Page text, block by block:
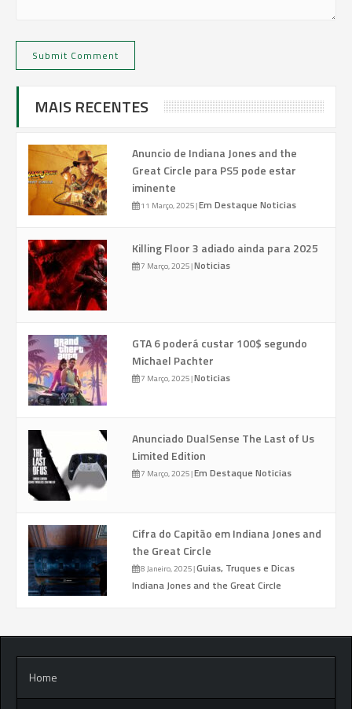
MAIS RECENTES
Anuncio de Indiana Jones and the
Great Circle para PS5 pode estar
iminente
11 Março, 2025|Em Destaque Noticias
Killing Floor 3 adiado ainda para 2025
7 Março, 2025|Noticias
GTA 6 poderá custar 100$ segundo
Michael Pachter
7 Março, 2025|Noticias
Anunciado DualSense The Last of Us
Limited Edition
7 Março, 2025|Em Destaque Noticias
Cifra do Capitão em Indiana Jones and
the Great Circle
8 Janeiro, 2025|Guias, Truques e Dicas
Indiana Jones and the Great Circle
Home